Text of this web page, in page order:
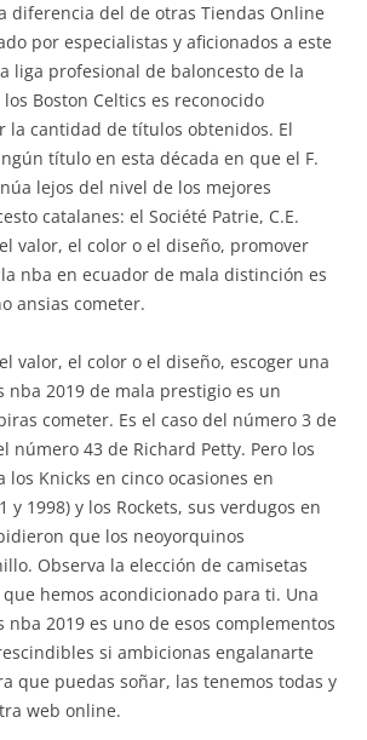
diferencia del de otras Tiendas Online
por especialistas y aficionados a este
liga profesional de baloncesto de la
Boston Celtics es reconocido
la cantidad de títulos obtenidos. El
título en esta década en que el F.
lejos del nivel de los mejores
catalanes: el Société Patrie, C.E.
valor, el color o el diseño, promover
nba en ecuador de mala distinción es
ansias cometer.
valor, el color o el diseño, escoger una
nba 2019 de mala prestigio es un
cometer. Es el caso del número 3 de
número 43 de Richard Petty. Pero los
los Knicks en cinco ocasiones en
y 1998) y los Rockets, sus verdugos en
que los neoyorquinos
Observa la elección de camisetas
hemos acondicionado para ti. Una
nba 2019 es uno de esos complementos
si ambicionas engalanarte
que puedas soñar, las tenemos todas y
web online.